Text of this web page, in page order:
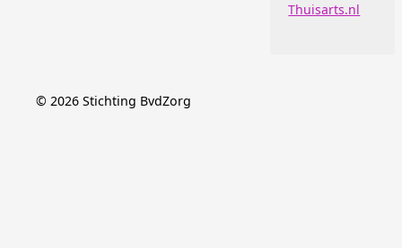
Thuisarts.nl
© 2026 Stichting BvdZorg